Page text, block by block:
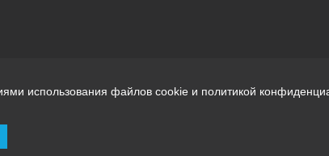
использования файлов cookie и политикой